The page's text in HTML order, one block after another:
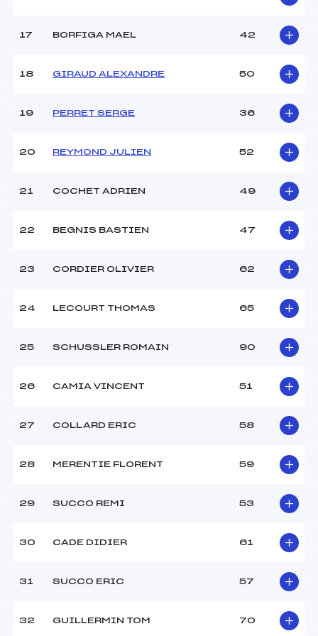
93.9900
Catégorie :
17 BORFIGA MAEL 42
18 GIRAUD ALEXANDRE 50
19 PERRET SERGE 36
20 REYMOND JULIEN 52
21 COCHET ADRIEN 49
22 BEGNIS BASTIEN 47
23 CORDIER OLIVIER 62
24 LECOURT THOMAS 65
25 SCHUSSLER ROMAIN 90
26 CAMIA VINCENT 51
27 COLLARD ERIC 58
28 MERENTIE FLORENT 59
29 SUCCO REMI 53
30 CADE DIDIER 61
31 SUCCO ERIC 57
32 GUILLERMIN TOM 70